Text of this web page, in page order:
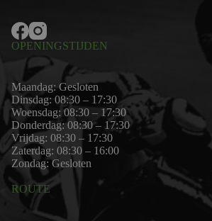
OPENINGSTIJDEN
Maandag: Gesloten
Dinsdag: 08:30 – 17:30
Woensdag: 08:30 – 17:30
Donderdag: 08:30 – 17:30
Vrijdag: 08:30 – 17:30
Zaterdag: 08:30 – 16:00
Zondag: Gesloten
ROUTE